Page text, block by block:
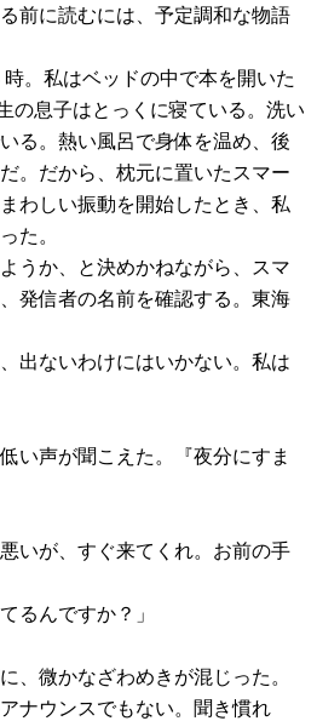
前に読むには、予定調和な物語
。私はベッドの中で本を開いた
の息子はとっくに寝ている。洗い
る。熱い風呂で身体を温め、後
。だから、枕元に置いたスマー
わしい振動を開始したとき、私
た。
うか、と決めかねながら、スマ
発信者の名前を確認する。東海
出ないわけにはいかない。私は
い声が聞こえた。『夜分にすま
いが、すぐ来てくれ。お前の手
んですか？」
、微かなざわめきが混じった。
ナウンスでもない。聞き慣れ